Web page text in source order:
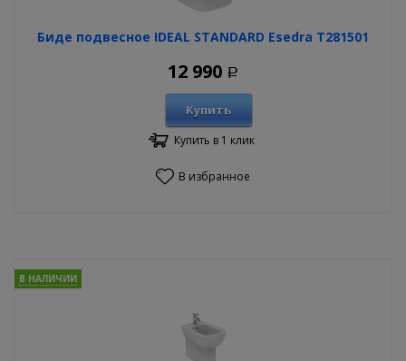
Биде подвесное IDEAL STANDARD Esedra T281501
12 990 Р
Купить
Купить в 1 клик
В избранное
В НАЛИЧИИ